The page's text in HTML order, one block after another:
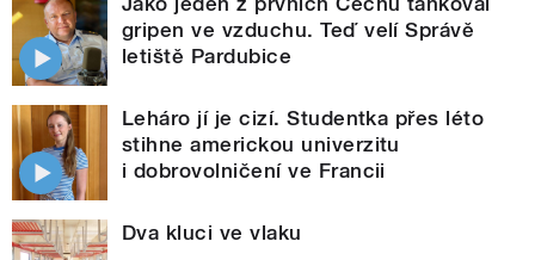
gripen ve vzduchu. Teď velí Správě
letiště Pardubice
Leháro jí je cizí. Studentka přes léto
stihne americkou univerzitu
i dobrovolničení ve Francii
Dva kluci ve vlaku